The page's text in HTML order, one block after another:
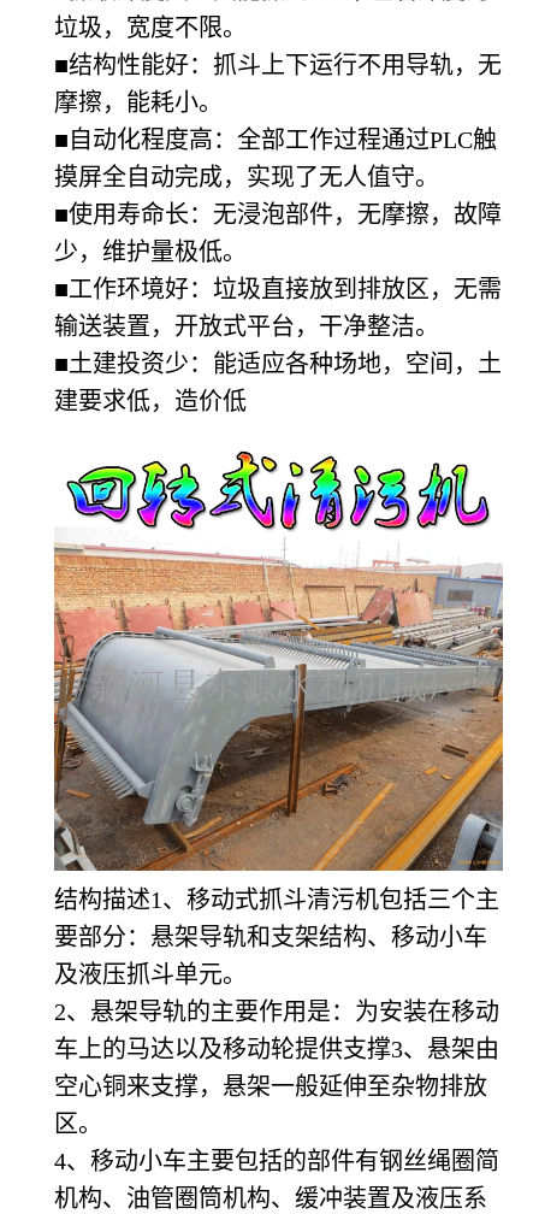
垃圾，宽度不限。
■结构性能好：抓斗上下运行不用导轨，无
摩擦，能耗小。
■自动化程度高：全部工作过程通过PLC触
摸屏全自动完成，实现了无人值守。
■使用寿命长：无浸泡部件，无摩擦，故障
少，维护量极低。
■工作环境好：垃圾直接放到排放区，无需
输送装置，开放式平台，干净整洁。
■土建投资少：能适应各种场地，空间，土
建要求低，造价低
结构描述1、移动式抓斗清污机包括三个主
要部分：悬架导轨和支架结构、移动小车
及液压抓斗单元。
2、悬架导轨的主要作用是：为安装在移动
车上的马达以及移动轮提供支撑3、悬架由
空心铜来支撑，悬架一般延伸至杂物排放
区。
4、移动小车主要包括的部件有钢丝绳圈简
机构、油管圈筒机构、缓冲装置及液压系